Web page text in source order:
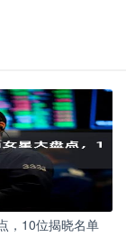
，10位揭晓名单